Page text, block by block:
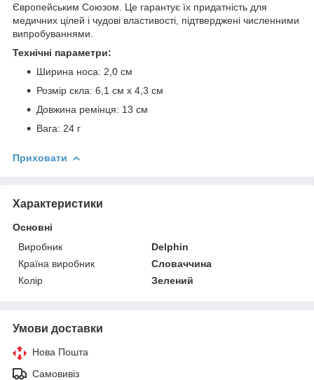
Європейським Союзом. Це гарантує їх придатність для
медичних цілей і чудові властивості, підтверджені численними
випробуваннями.
Технічні параметри:
Ширина носа: 2,0 см
Розмір скла: 6,1 см х 4,3 см
Довжина ремінця: 13 см
Вага: 24 г
Приховати
Характеристики
Основні
Виробник
Delphin
Країна виробник
Словаччина
Колір
Зелений
Умови доставки
Нова Пошта
Самовивіз